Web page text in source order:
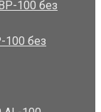
100 без